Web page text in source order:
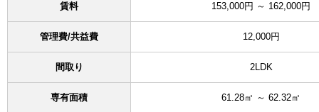
賃料 153,000円 ～ 162,000円
管理費/共益費 12,000円
間取り 2LDK
専有面積 61.28㎡ ～ 62.32㎡